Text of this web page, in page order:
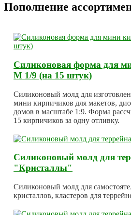
Пополнение
Силиконовая форма для
М 1/9 (на 15 штук)
Силиконовый молд для
мини кирпичиков для макетов,
домов в масштабе 1:9. Форма
15 кирпичиков за одну отливку.
Силиконовый молд для
"Кристаллы"
Силиконовый молд для
кристаллов, кластеров для